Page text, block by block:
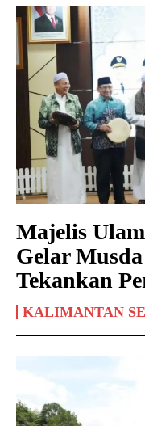
Majelis
Gelar
Tekankan
KALIMANTAN